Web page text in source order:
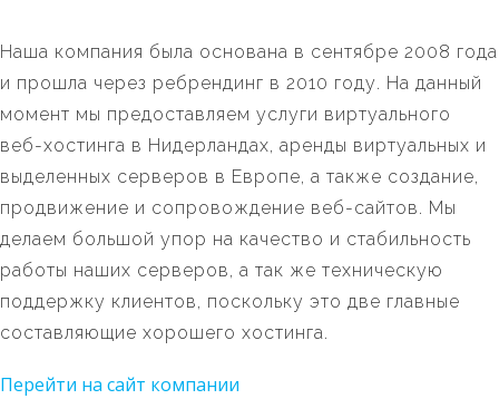
Наша компания была основана в сентябре 2008 года
и прошла через ребрендинг в 2010 году. На данный
момент мы предоставляем услуги виртуального
веб-хостинга в Нидерландах, аренды виртуальных и
выделенных серверов в Европе, а также создание,
продвижение и сопровождение веб-сайтов. Мы
делаем большой упор на качество и стабильность
работы наших серверов, а так же техническую
поддержку клиентов, поскольку это две главные
составляющие хорошего хостинга.
Перейти на сайт компании